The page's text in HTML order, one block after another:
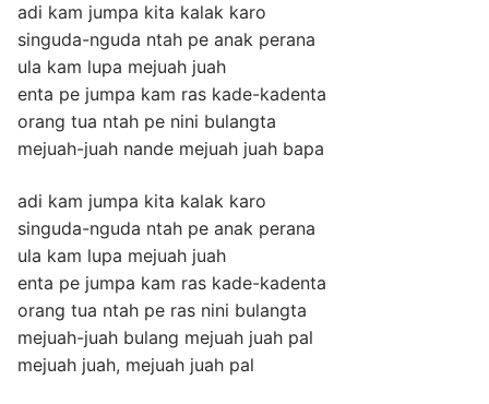
adi kam jumpa kita kalak karo
singuda-nguda ntah pe anak perana
ula kam lupa mejuah juah
enta pe jumpa kam ras kade-kadenta
orang tua ntah pe nini bulangta
mejuah-juah nande mejuah juah bapa
adi kam jumpa kita kalak karo
singuda-nguda ntah pe anak perana
ula kam lupa mejuah juah
enta pe jumpa kam ras kade-kadenta
orang tua ntah pe ras nini bulangta
mejuah-juah bulang mejuah juah pal
mejuah juah, mejuah juah pal